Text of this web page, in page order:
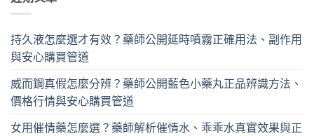
持久液怎麼選才有效？藥師公開延時噴霧正確用法、副作用
與安心購買管道
威而鋼真假怎麼分辨？藥師公開藍色小藥丸正品辨識方法、
價格行情與安心購買管道
女用催情藥怎麼選？藥師解析催情水、乖乖水真實效果與正